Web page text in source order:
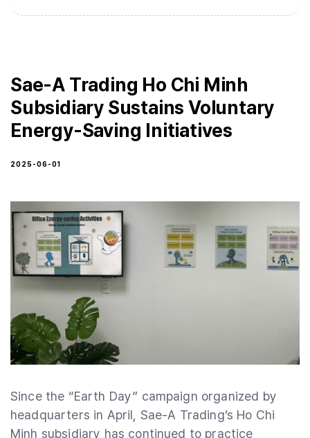
Sae-A Trading Ho Chi Minh
Subsidiary Sustains Voluntary
Energy-Saving Initiatives
2025-06-01
Since the “Earth Day” campaign organized by
headquarters in April, Sae-A Trading’s Ho Chi
Minh subsidiary has continued to practice